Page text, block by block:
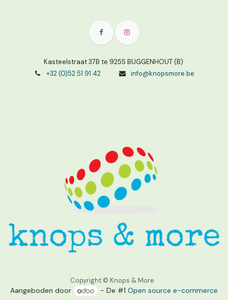
Kasteelstraat 37B te 9255 BUGGENHOUT (B)
+32 (0)52 51 91 42
info@knopsmore.be
Copyright © Knops & More
Aangeboden door - De #1 Open source e-commerce